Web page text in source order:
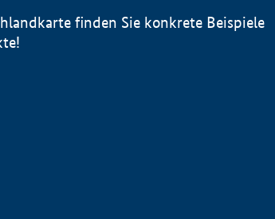
finden Sie konkrete Beispiele